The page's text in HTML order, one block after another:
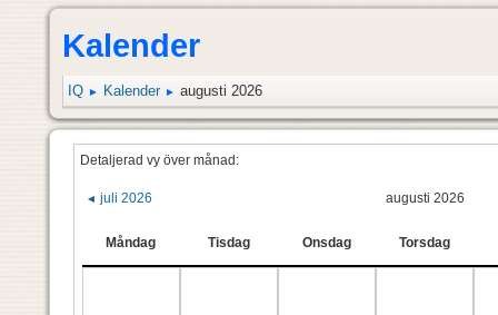
Kalender
IQ ► Kalender ► augusti 2026
Detaljerad vy över månad:
◄ juli 2026 augusti 2026
Måndag Tisdag Onsdag Torsdag